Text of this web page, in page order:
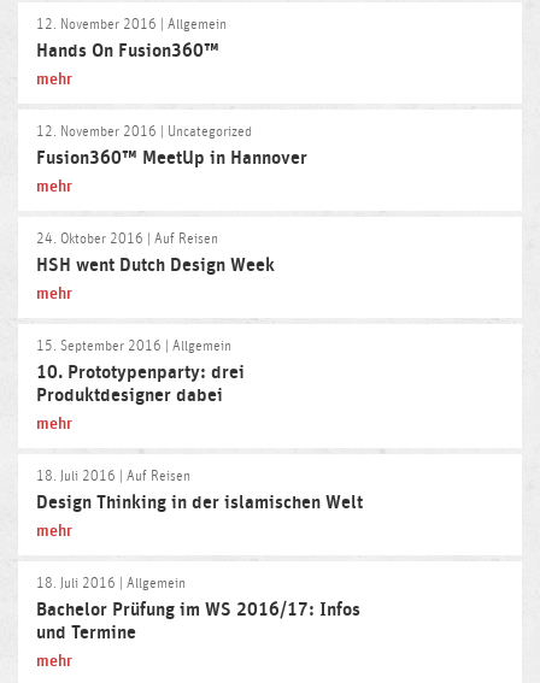
12. November 2016 | Allgemein
Hands On Fusion360™
mehr
12. November 2016 | Uncategorized
Fusion360™ MeetUp in Hannover
mehr
24. Oktober 2016 | Auf Reisen
HSH went Dutch Design Week
mehr
15. September 2016 | Allgemein
10. Prototypenparty: drei
Produktdesigner dabei
mehr
18. Juli 2016 | Auf Reisen
Design Thinking in der islamischen Welt
mehr
18. Juli 2016 | Allgemein
Bachelor Prüfung im WS 2016/17: Infos
und Termine
mehr